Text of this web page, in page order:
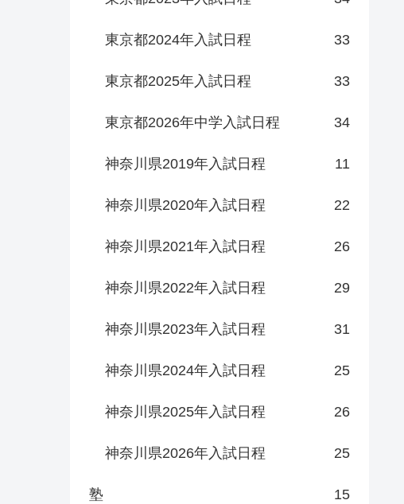
東京都2024年入試日程 33
東京都2025年入試日程 33
東京都2026年中学入試日程 34
神奈川県2019年入試日程 11
神奈川県2020年入試日程 22
神奈川県2021年入試日程 26
神奈川県2022年入試日程 29
神奈川県2023年入試日程 31
神奈川県2024年入試日程 25
神奈川県2025年入試日程 26
神奈川県2026年入試日程 25
塾 15